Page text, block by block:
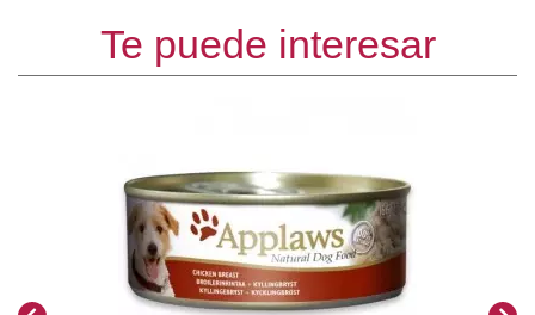
Te puede interesar